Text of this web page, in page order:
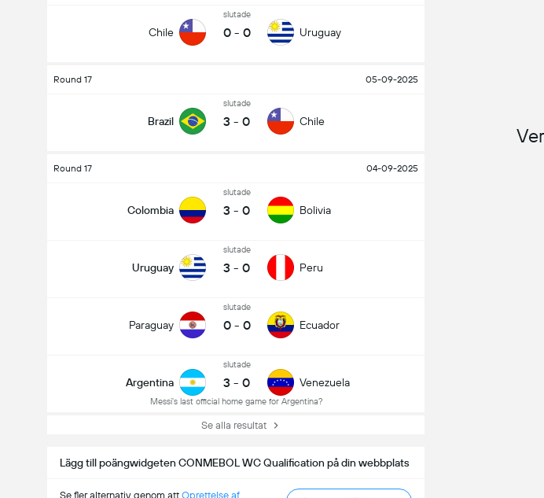
Chile
slutade
0 - 0 Uruguay
Round 17 05-09-2025
Brazil
slutade
3 - 0 Chile
Round 17 04-09-2025
Colombia
slutade
3 - 0 Bolivia
Uruguay
slutade
3 - 0 Peru
Paraguay
slutade
0 - 0 Ecuador
Argentina
slutade
3 - 0
Messi's last official home game for Argentina?
Venezuela
Se alla resultat
Lägg till poängwidgeten CONMEBOL WC Qualification på din webbplats
Se fler alternativ genom att Oprettelse af